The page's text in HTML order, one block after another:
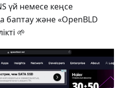
үй немесе кеңсе
баптау және «OpenBLD
🌱